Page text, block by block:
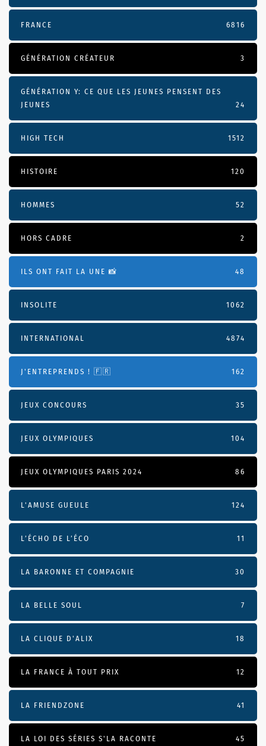
FRANCE 6816
GÉNÉRATION CRÉATEUR 3
GÉNÉRATION Y: CE QUE LES JEUNES PENSENT DES
JEUNES
24
HIGH TECH 1512
HISTOIRE 120
HOMMES 52
HORS CADRE 2
ILS ONT FAIT LA UNE 📸 48
INSOLITE 1062
INTERNATIONAL 4874
J'ENTREPRENDS ! 🇫🇷 162
JEUX CONCOURS 35
JEUX OLYMPIQUES 104
JEUX OLYMPIQUES PARIS 2024 86
L'AMUSE GUEULE 124
L’ÉCHO DE L’ÉCO 11
LA BARONNE ET COMPAGNIE 30
LA BELLE SOUL 7
LA CLIQUE D'ALIX 18
LA FRANCE À TOUT PRIX 12
LA FRIENDZONE 41
LA LOI DES SÉRIES S'LA RACONTE 45